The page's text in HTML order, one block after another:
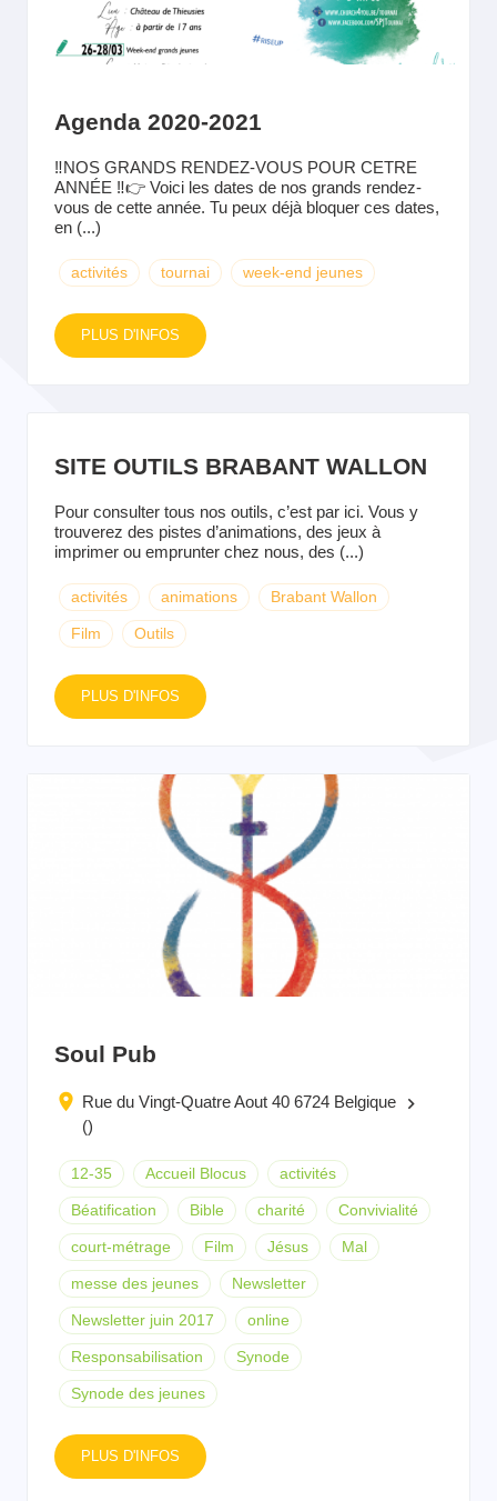
Agenda 2020-2021
‼️NOS GRANDS RENDEZ-VOUS POUR CETRE
ANNÉE ‼️👉 Voici les dates de nos grands rendez-
vous de cette année. Tu peux déjà bloquer ces dates,
en (...)
activités tournai week-end jeunes
PLUS D'INFOS
SITE OUTILS BRABANT WALLON
Pour consulter tous nos outils, c’est par ici. Vous y
trouverez des pistes d’animations, des jeux à
imprimer ou emprunter chez nous, des (...)
activités animations Brabant Wallon
Film Outils
PLUS D'INFOS
Soul Pub
Rue du Vingt-Quatre Aout 40 6724 Belgique keyboard_arrow_right
()
12-35 Accueil Blocus activités
Béatification Bible charité Convivialité
court-métrage Film Jésus Mal
messe des jeunes Newsletter
Newsletter juin 2017 online
Responsabilisation Synode
Synode des jeunes
PLUS D'INFOS